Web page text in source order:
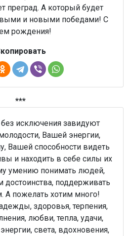
преград. А который будет
и новыми победами! С
рождения!
***
исключения завидуют
Вашей энергии,
Вашей способности видеть
и находить в себе силы их
умению понимать людей,
достоинства, поддерживать
А пожелать хотим много!
здоровья, терпения,
любви, тепла, удачи,
света, вдохновения,